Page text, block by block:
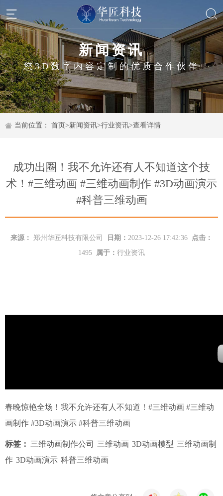
新闻资讯
您3D数字内容定制的优质合作伙伴
当前位置： 首页>新闻资讯>行业资讯>查看详情
成功出圈！我不允许还有人不知道这个技
术！#三维动画 #三维动画制作 #3D动画演示
#科普三维动画
来源： 郑州华匠科技有限公司 日期： 2023-12-26 17:42:36
点击：
1495
属于： 行业资讯
春晚惊艳全场！我不允许还有人不知道！#三维动画 #三维动
画制作 #3D动画演示 #科普三维动画
标签： 三维动画制作公司 三维动画 3D动画模型 三维动画制
作 3D动画演示 科普三维动画